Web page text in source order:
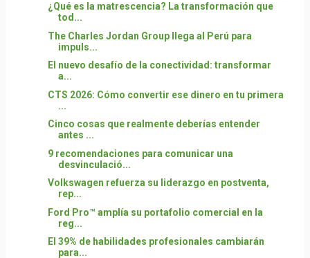
¿Qué es la matrescencia? La transformación que
tod...
The Charles Jordan Group llega al Perú para
impuls...
El nuevo desafío de la conectividad: transformar
a...
CTS 2026: Cómo convertir ese dinero en tu primera
...
Cinco cosas que realmente deberías entender
antes ...
9 recomendaciones para comunicar una
desvinculació...
Volkswagen refuerza su liderazgo en postventa,
rep...
Ford Pro™ amplía su portafolio comercial en la
reg...
El 39% de habilidades profesionales cambiarán
para...